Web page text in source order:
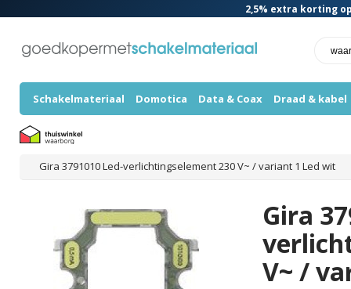
2,5% extra korting
Schakelmateriaal Domotica Data & Coax Draad & kabel
Gira 3791010 Led-verlichtingselement 230 V~ / variant 1 Led wit
Gira
V~ /